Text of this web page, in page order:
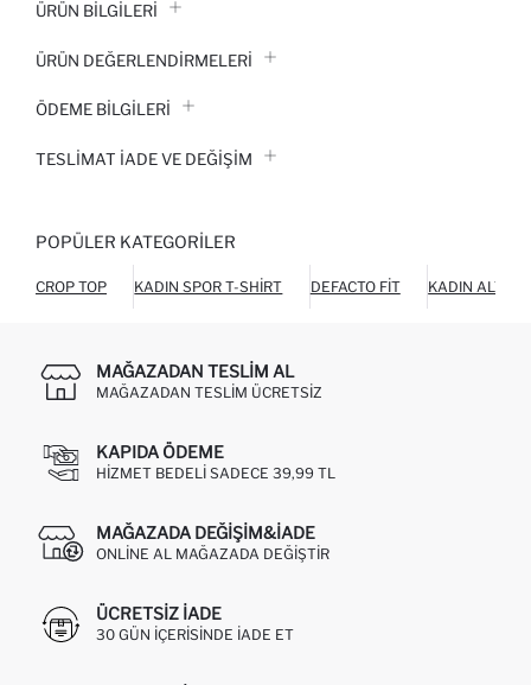
ÜRÜN BILGILERI
ÜRÜN DEĞERLENDİRMELERİ
ÖDEME BİLGİLERİ
TESLIMAT İADE VE DEĞIŞIM
POPÜLER KATEGORILER
CROP TOP KADIN SPOR T-SHIRT DEFACTO FIT KADIN ALT
MAĞAZADAN TESLIM AL
MAĞAZADAN TESLIM ÜCRETSIZ
KAPIDA ÖDEME
HIZMET BEDELI SADECE 39,99 TL
MAĞAZADA DEĞIŞIM&İADE
ONLINE AL MAĞAZADA DEĞIŞTIR
ÜCRETSIZ IADE
30 GÜN IÇERISINDE IADE ET